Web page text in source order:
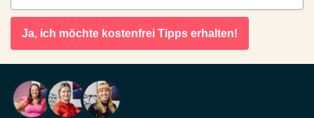
Ja, ich möchte kostenfrei Tipps erhalten!